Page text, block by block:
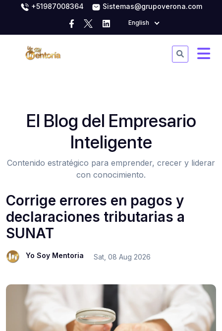
+51987008364 Sistemas@grupoverona.com
English
El Blog del Empresario
Inteligente
Contenido estratégico para emprender, crecer y liderar
con conocimiento.
Corrige errores en pagos y
declaraciones tributarias a
SUNAT
Yo Soy Mentoria Sat, 08 Aug 2026